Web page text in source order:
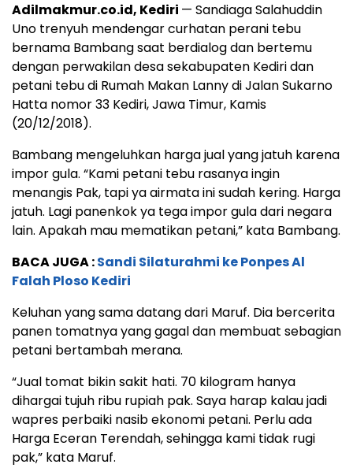
Adilmakmur.co.id, Kediri — Sandiaga Salahuddin
Uno trenyuh mendengar curhatan perani tebu
bernama Bambang saat berdialog dan bertemu
dengan perwakilan desa sekabupaten Kediri dan
petani tebu di Rumah Makan Lanny di Jalan Sukarno
Hatta nomor 33 Kediri, Jawa Timur, Kamis
(20/12/2018).
Bambang mengeluhkan harga jual yang jatuh karena
impor gula. “Kami petani tebu rasanya ingin
menangis Pak, tapi ya airmata ini sudah kering. Harga
jatuh. Lagi panenkok ya tega impor gula dari negara
lain. Apakah mau mematikan petani,” kata Bambang.
BACA JUGA :Sandi Silaturahmi ke Ponpes Al
Falah Ploso Kediri
Keluhan yang sama datang dari Maruf. Dia bercerita
panen tomatnya yang gagal dan membuat sebagian
petani bertambah merana.
“Jual tomat bikin sakit hati. 70 kilogram hanya
dihargai tujuh ribu rupiah pak. Saya harap kalau jadi
wapres perbaiki nasib ekonomi petani. Perlu ada
Harga Eceran Terendah, sehingga kami tidak rugi
pak,” kata Maruf.